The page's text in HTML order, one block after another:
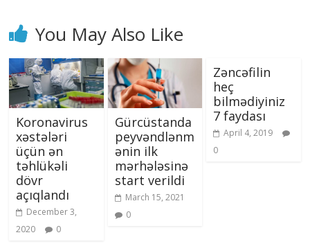
You May Also Like
Koronavirus
xəstələri
üçün ən
təhlükəli
dövr
açıqlandı
December 3,
2020
0
Gürcüstanda
peyvəndlənm
ənin ilk
mərhələsinə
start verildi
March 15, 2021
0
Zəncəfilin
heç
bilmədiyiniz
7 faydası
April 4, 2019
0